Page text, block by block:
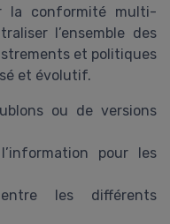
la conformité multi-
l’ensemble des
et politiques
et évolutif.
ou de versions
pour les
les différents